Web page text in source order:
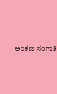
ಅಂಕಣ ಸಂಗಾತಿ